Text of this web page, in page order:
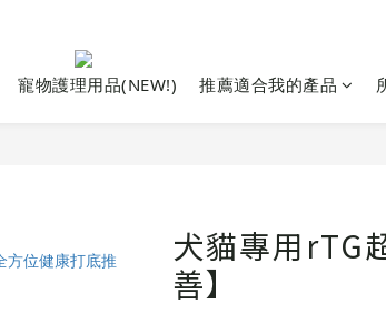
寵物護理用品(NEW!) 推薦適合我的產品
犬貓專用rTG
善】